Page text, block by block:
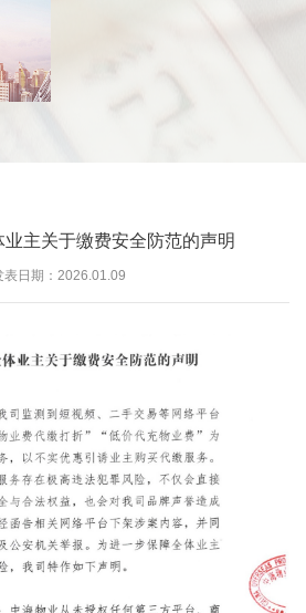
主关于缴费安全防范的声明
表日期：2026.01.09